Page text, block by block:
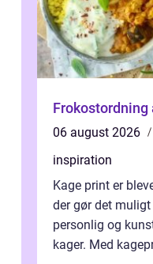
Frokostordning
06 august 2026
inspiration
Kage print er
der gør det
personlig og
kager. Med